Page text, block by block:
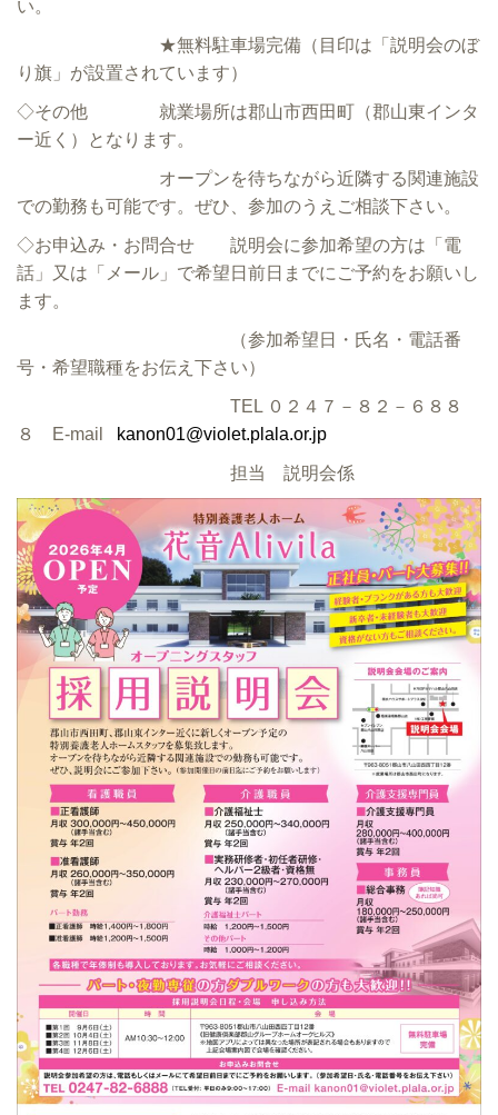
い。
★無料駐車場完備（目印は「説明会のぼ
り旗」が設置されています）
◇その他 就業場所は郡山市西田町（郡山東インタ
ー近く）となります。
オープンを待ちながら近隣する関連施設
での勤務も可能です。ぜひ、参加のうえご相談下さい。
◇お申込み・お問合せ 説明会に参加希望の方は「電
話」又は「メール」で希望日前日までにご予約をお願いし
ます。
（参加希望日・氏名・電話番
号・希望職種をお伝え下さい）
TEL ０２４７－８２－６８８
８ E-mail
kanon01@violet.plala.or.jp
担当 説明会係